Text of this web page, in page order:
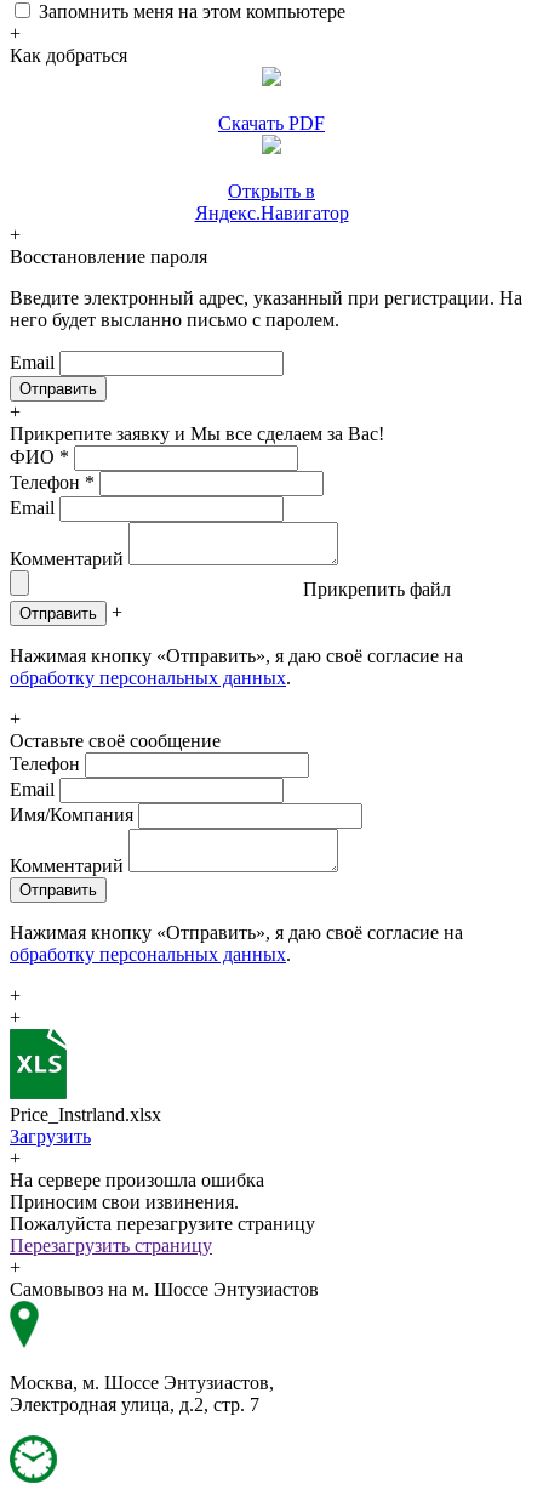
Запомнить меня на этом компьютере
+
Как добраться
Скачать PDF
Открыть в
Яндекс.Навигатор
+
Восстановление пароля
Введите электронный адрес, указанный при регистрации. На
него будет высланно письмо с паролем.
Email
+
Прикрепите заявку и Мы все сделаем за Вас!
ФИО *
Телефон *
Email
Комментарий
Прикрепить файл
Отправить +
Нажимая кнопку «Отправить», я даю своё согласие на
обработку персональных данных.
+
Оставьте своё сообщение
Телефон
Email
Имя/Компания
Комментарий
Отправить
Нажимая кнопку «Отправить», я даю своё согласие на
обработку персональных данных.
+
+
Price_Instrland.xlsx
Загрузить
+
На сервере произошла ошибка
Приносим свои извинения.
Пожалуйста перезагрузите страницу
Перезагрузить страницу
+
Самовывоз на м. Шоссе Энтузиастов
Москва, м. Шоссе Энтузиастов,
Электродная улица, д.2, стр. 7